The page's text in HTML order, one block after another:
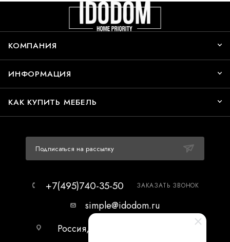
КОМПАНИЯ
ИНФОРМАЦИЯ
КАК КУПИТЬ МЕБЕЛЬ
Подписаться на рассылку
+7(495)740-35-50 ЗАКАЗАТЬ ЗВОНОК
simple@idodom.ru
Россия, г.Москва, МЦ Гранд-2,